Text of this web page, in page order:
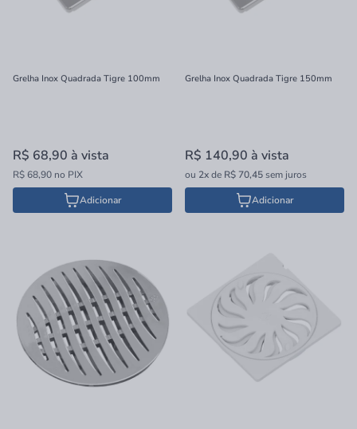
Grelha Inox Quadrada Tigre 100mm
R$ 68,90 à vista
R$ 68,90 no PIX
Adicionar
Grelha Inox Quadrada Tigre 150mm
R$ 140,90 à vista
ou 2xde R$ 70,45sem juros
Adicionar